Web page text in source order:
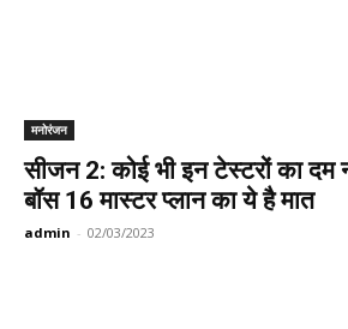
मनोरंजन
सीजन 2: कोई भी इन टेस्टरों का दम
बॉस 16 मास्टर प्लान का ये है मात
admin - 02/03/2023